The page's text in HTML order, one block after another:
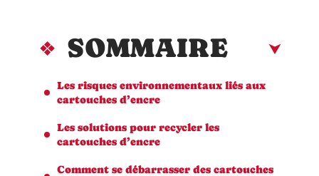
SOMMAIRE
Les risques environnementaux liés aux
cartouches d’encre
Les solutions pour recycler les
cartouches d’encre
Comment se débarrasser des cartouches